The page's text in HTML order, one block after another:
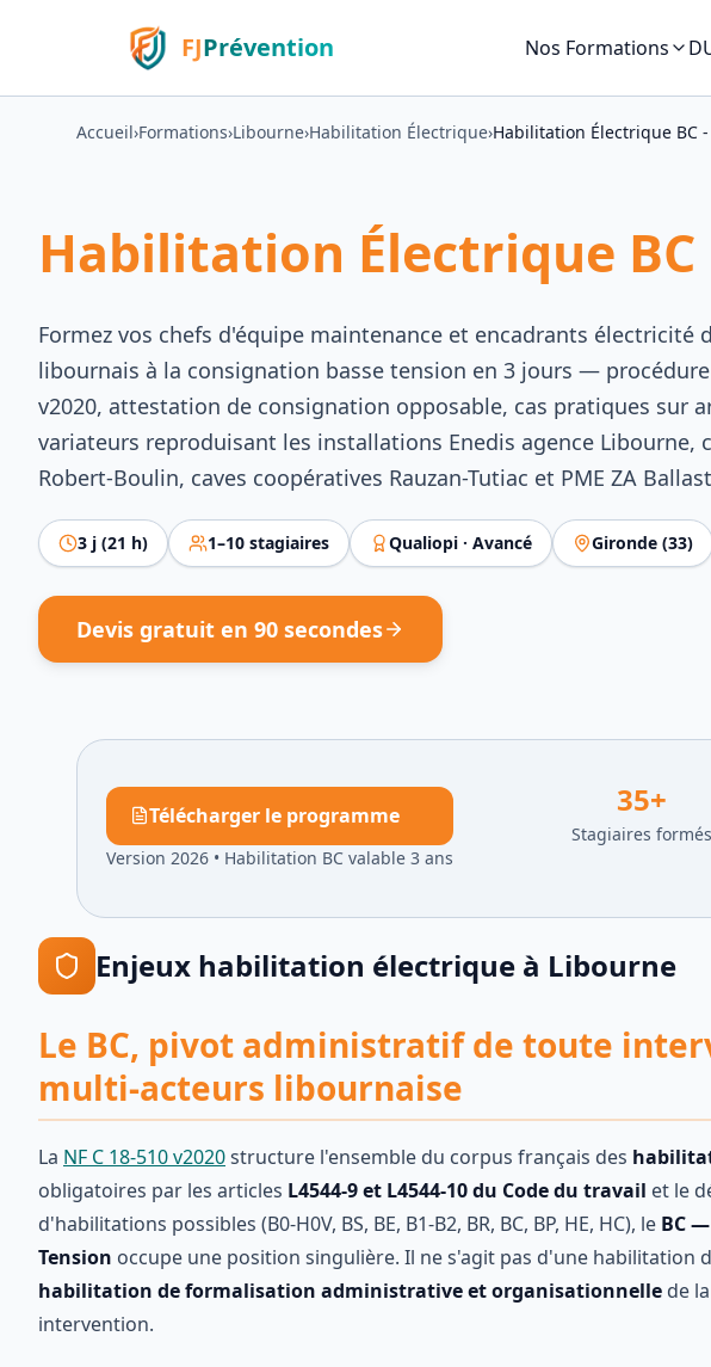
FJPrévention Nos Formations
Accueil›Formations›Libourne›Habilitation Électrique›Habilitation Électrique BC
Habilitation Électrique BC
Formez vos chefs d'équipe maintenance et encadrants électricité
libournais à la consignation basse tension en 3 jours — procédure
v2020, attestation de consignation opposable, cas pratiques sur
variateurs reproduisant les installations Enedis agence Libourne,
Robert-Boulin, caves coopératives Rauzan-Tutiac et PME ZA
3 j (21 h) 1–10 stagiaires Qualiopi · Avancé Gironde (33)
Devis gratuit en 90 secondes
Télécharger le programme
Version 2026 • Habilitation BC valable 3 ans
35+
Stagiaires formés
Enjeux habilitation électrique à Libourne
Le BC, pivot administratif de toute
multi-acteurs libournaise
La NF C 18-510 v2020structure l'ensemble du corpus français des
obligatoires par les articles L4544-9 et L4544-10 du Code du travail et le
d'habilitations possibles (B0-H0V, BS, BE, B1-B2, BR, BC, BP, HE, HC), le BC
Tension occupe une position singulière. Il ne s'agit pas d'une habilitation
habilitation de formalisation administrative et organisationnelle de
intervention.